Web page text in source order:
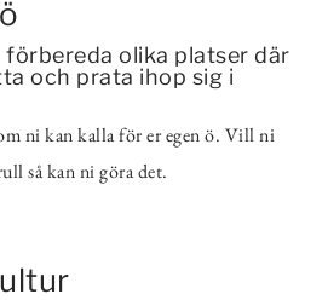
förbereda olika platser där
och prata ihop sig i
ni kan kalla för er egen ö. Vill ni
så kan ni göra det.